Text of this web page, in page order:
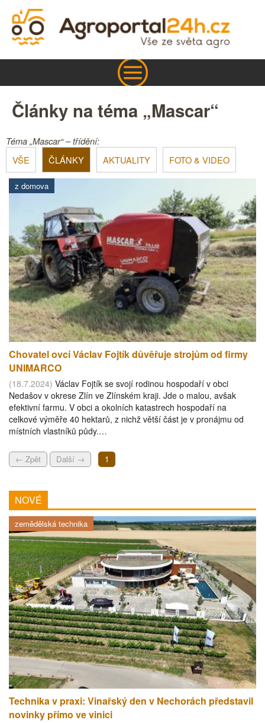
Články na téma „Mascar“
Téma „Mascar“ – třídění:
VŠE
ČLÁNKY AKTUALITY FOTO & VIDEO
z domova
Chovatel ovcí Václav Fojtík důvěřuje strojům od firmy
UNIMARCO
(18.7.2024) Václav Fojtík se svojí rodinou hospodaří v obci
Nedašov v okrese Zlín ve Zlínském kraji. Jde o malou, avšak
efektivní farmu. V obci a okolních katastrech hospodaří na
celkové výměře 40 hektarů, z nichž větší část je v pronájmu od
místních vlastníků půdy.…
← Zpět Další → 1
NOVÉ
zemědělská technika
Technika v praxi: Vinařský den v Nechorách představil
novinky přímo ve vinici